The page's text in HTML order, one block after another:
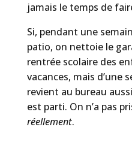
jamais le temps de
Si, pendant une
patio, on nettoie le
rentrée scolaire des
vacances, mais d’une
revient au bureau
est parti. On n’a pas
réellement.